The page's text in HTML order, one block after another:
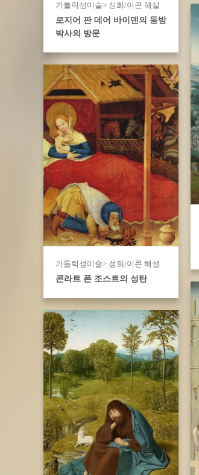
가톨릭성미술> 성화/이콘 해설
로지어 판 데어 바이덴의 동방
박사의 방문
가톨릭성미술> 성화/이콘 해설
콘라트 폰 조스트의 성탄